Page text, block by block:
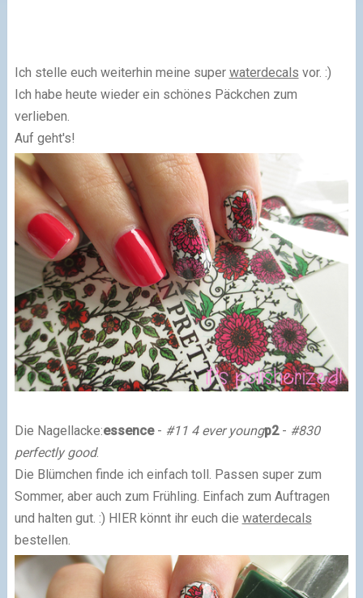
Ich stelle euch weiterhin meine super waterdecals vor. :)
Ich habe heute wieder ein schönes Päckchen zum
verlieben.
Auf geht's!
Die Nagellacke:essence- #11 4 ever youngp2- #830
perfectly good.
Die Blümchen finde ich einfach toll. Passen super zum
Sommer, aber auch zum Frühling. Einfach zum Auftragen
und halten gut. :) HIER könnt ihr euch die waterdecals
bestellen.